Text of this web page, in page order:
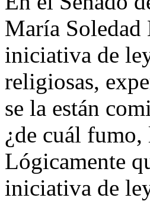
María Soledad
iniciativa de
religiosas,
se la están
¿de cuál
Lógicamente
iniciativa de